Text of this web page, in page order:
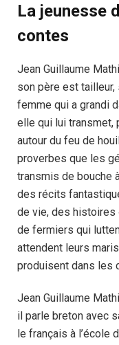
La jeunesse
contes
Jean Guillaume
son père est tailleur,
femme qui a grandi
elle qui lui transmet,
autour du feu de
proverbes que les
transmis de bouche
des récits
de vie, des histoires
de fermiers qui
attendent leurs
produisent dans les
Jean Guillaume
il parle breton avec
le français à l’école